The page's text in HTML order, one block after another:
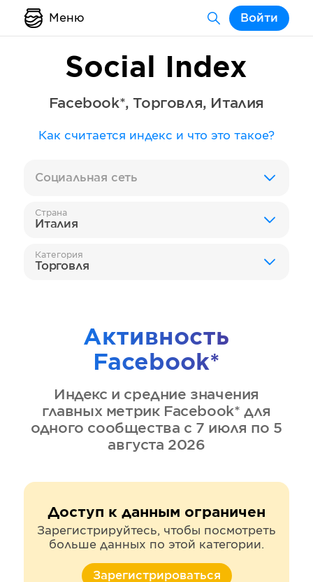
Меню Войти
Social Index
Facebook*, Торговля, Италия
Как считается индекс и что это такое?
Социальная сеть
Страна
Италия
Категория
Торговля
Активность
Facebook*
Индекс и средние значения
главных метрик Facebook* для
одного сообщества с 7 июля по 5
августа 2026
Доступ к данным ограничен
Зарегистрируйтесь, чтобы посмотреть
больше данных по этой категории.
Зарегистрироваться